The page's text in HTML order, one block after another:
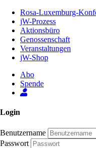
Inhalt
Seite
Rosa-Luxemburg-
jW-Prozess
Aktionsbüro
Genossenschaft
Veranstaltungen
jW-Shop
Abo
Spende
Login
Benutzername
Passwort